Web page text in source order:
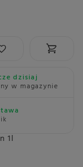
dzisiaj
w magazynie
1l